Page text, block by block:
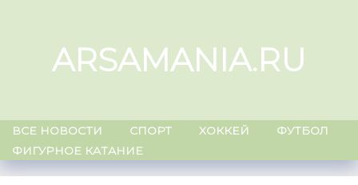
ARSAMANIA.RU
ВСЕ НОВОСТИ СПОРТ ХОККЕЙ
ФУТБОЛ
ФИГУРНОЕ КАТАНИЕ